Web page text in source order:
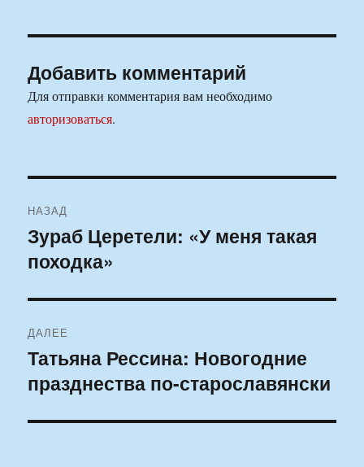
Добавить комментарий
Для отправки комментария вам необходимо
авторизоваться.
по
записям
НАЗАД
Предыдущая
запись:
Зураб Церетели: «У меня такая
походка»
ДАЛЕЕ
Следующая
запись:
Татьяна Рессина: Новогодние
празднества по-старославянски